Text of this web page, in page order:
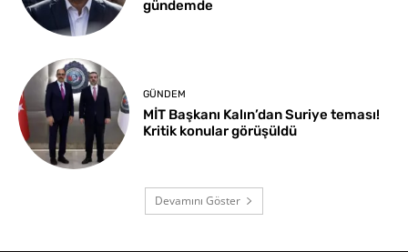
gündemde
GÜNDEM
MİT Başkanı Kalın’dan Suriye teması!
Kritik konular görüşüldü
Devamını Göster